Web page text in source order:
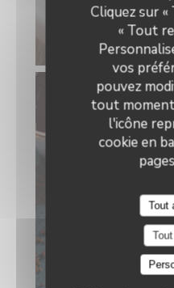
Cliquez sur
« Tout
vos
pouvez
tout
l'icône
cookie en
Tout